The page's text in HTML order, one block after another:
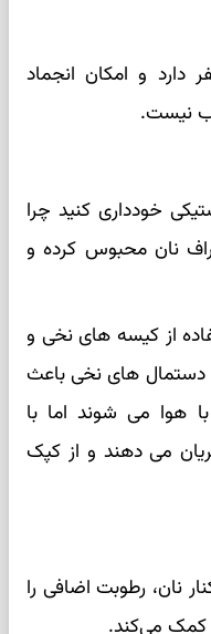
دارد و امکان انجماد
نیست.
خودداری کنید چرا
نان محبوس کرده و
از کیسه های نخی و
دستمال های نخی باعث
هوا می شوند اما با
می دهند و از کپک
نان، رطوبت اضافی را
کمک می‌کند.